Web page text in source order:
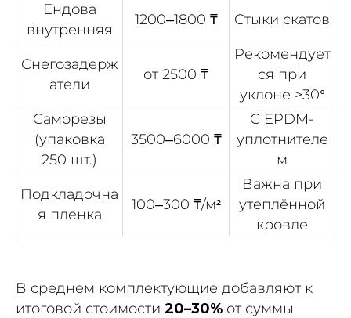
Ендова
внутренняя
1200–1800 ₸ Стыки скатов
Снегозадерж
атели
от 2500 ₸
Рекомендует
ся при
уклоне >30°
Саморезы
(упаковка
250 шт.)
3500–6000 ₸
С EPDM-
уплотнителе
м
Подкладочна
я пленка
100–300 ₸/м²
Важна при
утеплённой
кровле
В среднем комплектующие добавляют к
итоговой стоимости 20–30% от суммы